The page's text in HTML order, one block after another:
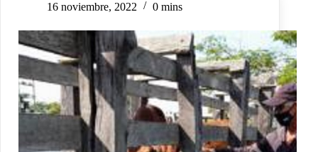
16 noviembre, 2022 0 mins